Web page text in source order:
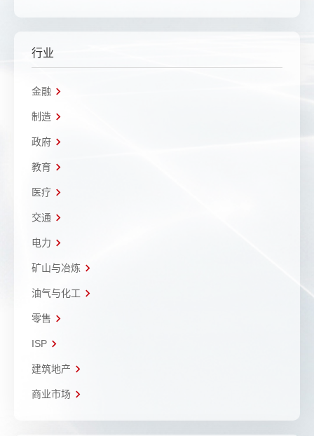
行业
金融
制造
政府
教育
医疗
交通
电力
矿山与冶炼
油气与化工
零售
ISP
建筑地产
商业市场